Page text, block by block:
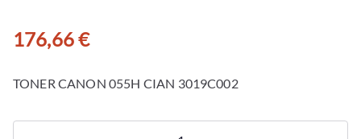
176,66€
TONER CANON 055H CIAN 3019C002